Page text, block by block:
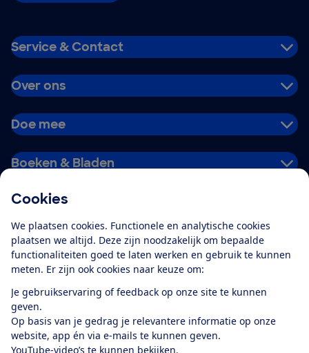
Cookies
We plaatsen cookies. Functionele en analytische cookies
plaatsen we altijd. Deze zijn noodzakelijk om bepaalde
functionaliteiten goed te laten werken en gebruik te kunnen
meten. Er zijn ook cookies naar keuze om:
Je gebruikservaring of feedback op onze site te kunnen
geven.
Op basis van je gedrag je relevantere informatie op onze
website, app én via e-mails te kunnen geven.
YouTube-video’s te kunnen bekijken.
Service & Contact
Over ons
Doe mee
Boeken & Bladen
Alles over de
app
Algemene Voorwaarden
Privacyverklaring